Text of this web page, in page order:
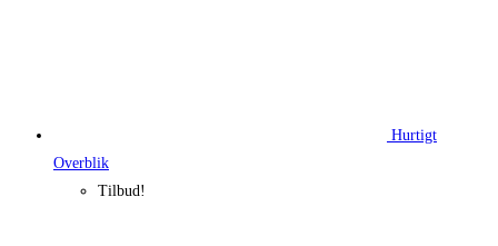
Hurtigt
Overblik
Tilbud!